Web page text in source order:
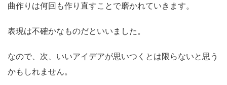
曲作りは何回も作り直すことで磨かれていきます。
表現は不確かなものだといいました。
なので、次、いいアイデアが思いつくとは限らないと思う
かもしれません。